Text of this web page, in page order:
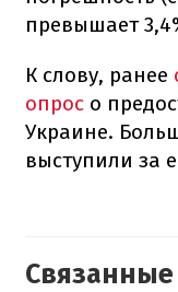
превышает
К слову, ранее
опрос о
Украине.
выступили за